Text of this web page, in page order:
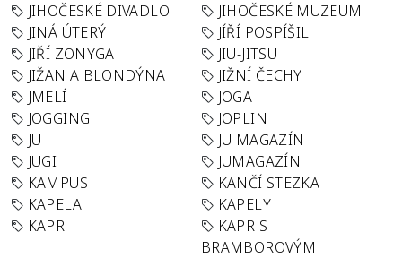
JIHOČESKÉ DIVADLO
JIHOČESKÉ MUZEUM
JINÁ ÚTERÝ
JÍŘÍ POSPÍŠIL
JIŘÍ ZONYGA
JIU-JITSU
JIŽAN A BLONDÝNA
JIŽNÍ ČECHY
JMELÍ
JOGA
JOGGING
JOPLIN
JU
JU MAGAZÍN
JUGI
JUMAGAZÍN
KAMPUS
KANČÍ STEZKA
KAPELA
KAPELY
KAPR
KAPR S
BRAMBOROVÝM